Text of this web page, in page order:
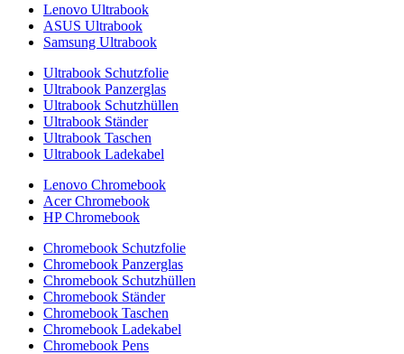
Lenovo Ultrabook
ASUS Ultrabook
Samsung Ultrabook
Ultrabook Schutzfolie
Ultrabook Panzerglas
Ultrabook Schutzhüllen
Ultrabook Ständer
Ultrabook Taschen
Ultrabook Ladekabel
Lenovo Chromebook
Acer Chromebook
HP Chromebook
Chromebook Schutzfolie
Chromebook Panzerglas
Chromebook Schutzhüllen
Chromebook Ständer
Chromebook Taschen
Chromebook Ladekabel
Chromebook Pens